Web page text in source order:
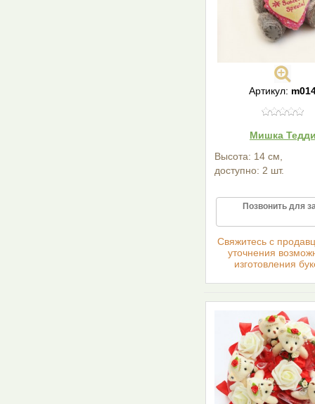
Артикул:
Мишка
Высота: 14 см,
доступно: 2 шт.
Позвонить для
Cвяжитесь с
уточнения
изготовления